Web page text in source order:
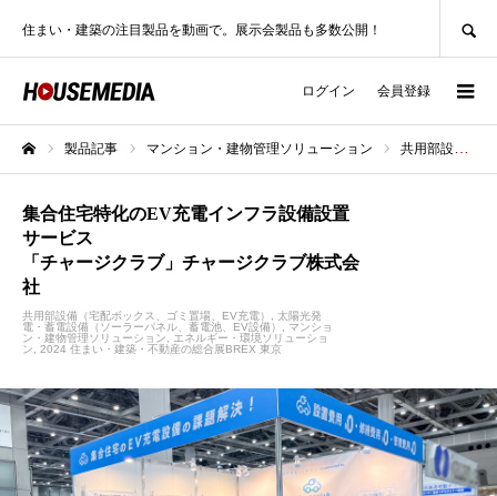
住まい・建築の注目製品を動画で。展示会製品も多数公開！
ログイン 会員登録
製品記事 マンション・建物管理ソリューション 共用部設備（宅配ボックス、ゴミ置場、EV充電）
集合住宅特化のEV充電インフラ設備設置
サービス
「チャージクラブ」チャージクラブ株式会
社
共用部設備（宅配ボックス、ゴミ置場、EV充電）
太陽光発
電・蓄電設備（ソーラーパネル、蓄電池、EV設備）
マンショ
ン・建物管理ソリューション
エネルギー・環境ソリューショ
ン
2024 住まい・建築・不動産の総合展BREX 東京